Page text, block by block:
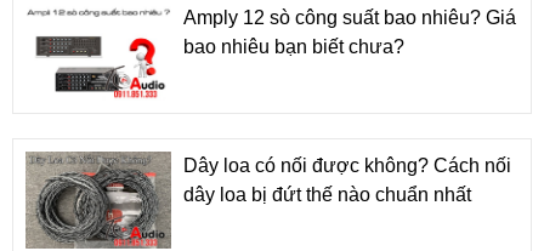
Amply 12 sò công suất bao nhiêu? Giá
bao nhiêu bạn biết chưa?
Dây loa có nối được không? Cách nối
dây loa bị đứt thế nào chuẩn nhất